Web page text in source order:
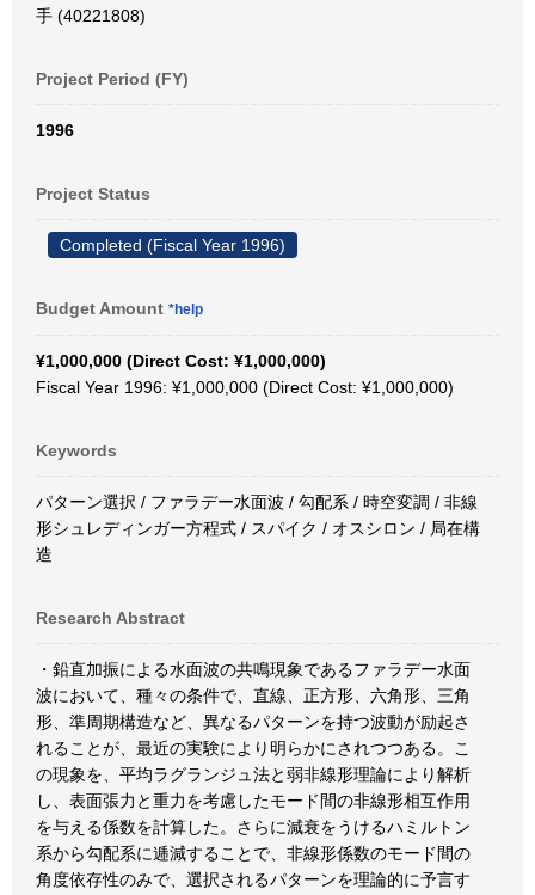
手 (40221808)
Project Period (FY)
1996
Project Status
Completed (Fiscal Year 1996)
Budget Amount *help
¥1,000,000 (Direct Cost: ¥1,000,000)
Fiscal Year 1996: ¥1,000,000 (Direct Cost: ¥1,000,000)
Keywords
パターン選択 / ファラデー水面波 / 勾配系 / 時空変調 / 非線
形シュレディンガー方程式 / スパイク / オスシロン / 局在構
造
Research Abstract
・鉛直加振による水面波の共鳴現象であるファラデー水面
波において、種々の条件で、直線、正方形、六角形、三角
形、準周期構造など、異なるパターンを持つ波動が励起さ
れることが、最近の実験により明らかにされつつある。こ
の現象を、平均ラグランジュ法と弱非線形理論により解析
し、表面張力と重力を考慮したモード間の非線形相互作用
を与える係数を計算した。さらに減衰をうけるハミルトン
系から勾配系に逓減することで、非線形係数のモード間の
角度依存性のみで、選択されるパターンを理論的に予言す